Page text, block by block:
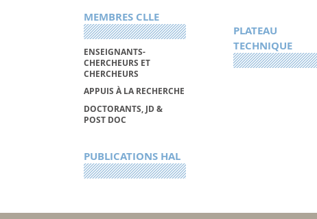
MEMBRES CLLE
ENSEIGNANTS-
CHERCHEURS ET
CHERCHEURS
APPUIS À LA RECHERCHE
DOCTORANTS, JD &
POST DOC
PUBLICATIONS HAL
PLATEAU
TECHNIQUE